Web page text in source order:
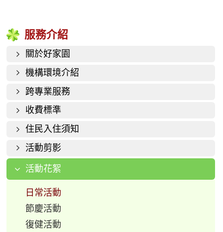
服務介紹
關於好家園
機構環境介紹
跨專業服務
收費標準
住民入住須知
活動剪影
活動花絮
日常活動
節慶活動
復健活動